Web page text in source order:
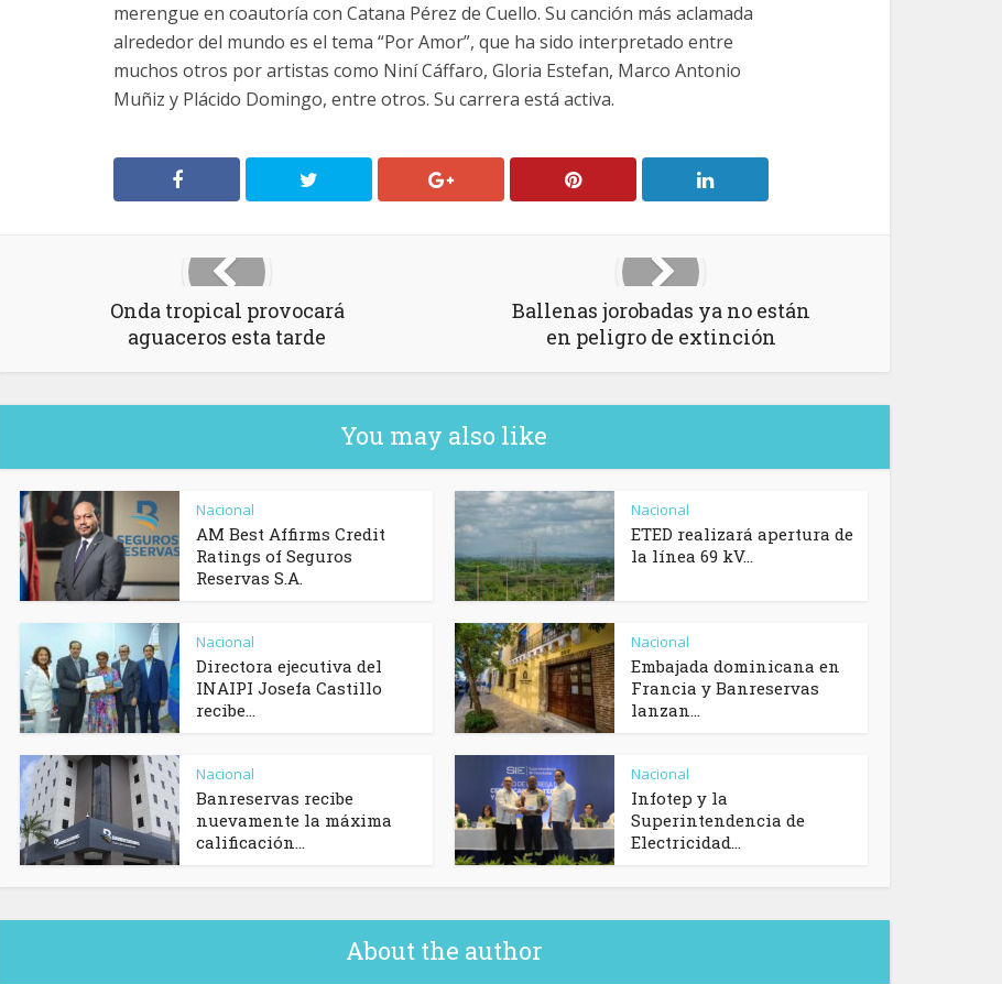
merengue en coautoría con Catana Pérez de Cuello. Su canción más aclamada
alrededor del mundo es el tema “Por Amor”, que ha sido interpretado entre
muchos otros por artistas como Niní Cáffaro, Gloria Estefan, Marco Antonio
Muñiz y Plácido Domingo, entre otros. Su carrera está activa.
Onda tropical provocará
aguaceros esta tarde
Ballenas jorobadas ya no están
en peligro de extinción
You may also like
Nacional
AM Best Affirms Credit
Ratings of Seguros
Reservas S.A.
Nacional
ETED realizará apertura de
la línea 69 kV...
Nacional
Directora ejecutiva del
INAIPI Josefa Castillo
recibe...
Nacional
Embajada dominicana en
Francia y Banreservas
lanzan...
Nacional
Banreservas recibe
nuevamente la máxima
calificación...
Nacional
Infotep y la
Superintendencia de
Electricidad...
About the author